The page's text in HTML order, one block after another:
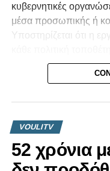
κυβερνητικές
μέσα προσωπικής ή
Υποστηρίζεται ότι η
προκύπτει όταν
διοργάνωσης,
συμφερόντων, στη
στις συνέπειες των
εμπιστοσύνη, την
πολιτικού
VOULITV
52 χρόνια